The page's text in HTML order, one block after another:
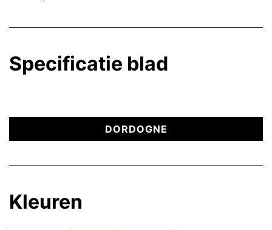
Specificatie blad
DORDOGNE
Kleuren